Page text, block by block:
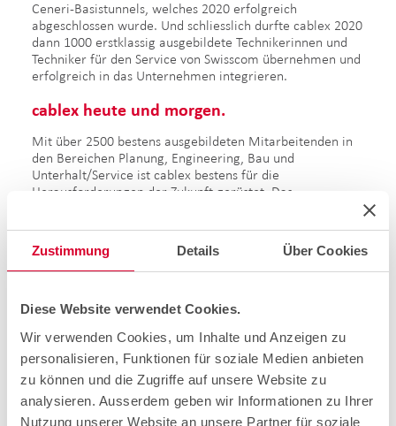
Zustimmung Details Über Cookies
Diese Website verwendet Cookies.
Wir verwenden Cookies, um Inhalte und Anzeigen zu
personalisieren, Funktionen für soziale Medien anbieten
zu können und die Zugriffe auf unsere Website zu
analysieren. Ausserdem geben wir Informationen zu Ihrer
Nutzung unserer Website an unsere Partner für soziale
Ceneri-Basistunnels, welches 2020 erfolgreich
abgeschlossen wurde. Und schliesslich durfte cablex 2020
dann 1000 erstklassig ausgebildete Technikerinnen und
Techniker für den Service von Swisscom übernehmen und
erfolgreich in das Unternehmen integrieren.
cablex heute und morgen.
Mit über 2500 bestens ausgebildeten Mitarbeitenden in
den Bereichen Planung, Engineering, Bau und
Unterhalt/Service ist cablex bestens für die
Herausforderungen der Zukunft gerüstet. Das
innovative Technologien wie Advanced und Virtual
Reality, um die Baustelle 4.0 zu etablieren. Daniel
Binzegger, CEO von cablex, ist stolz auf das
Unternehmens in den letzten 20 Jahren. Zum Jubiläum
bodenständig und behalten die Kundenbedürfnisse immer
im Fokus. Damit wir zusammen vernetzt in die Zukunft
gehen."
cablex AG – vernetzt indie Zukunft.